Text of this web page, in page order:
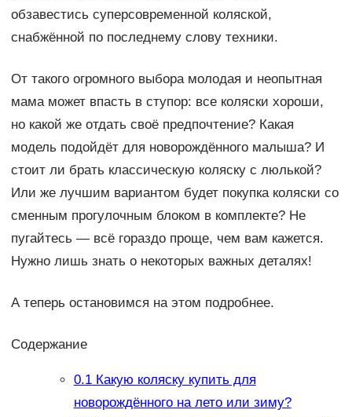
обзавестись суперсовременной коляской,
снабжённой по последнему слову техники.
От такого огромного выбора молодая и неопытная
мама может впасть в ступор: все коляски хороши,
но какой же отдать своё предпочтение? Какая
модель подойдёт для новорождённого малыша? И
стоит ли брать классическую коляску с люлькой?
Или же лучшим вариантом будет покупка коляски со
сменным прогулочным блоком в комплекте? Не
пугайтесь — всё гораздо проще, чем вам кажется.
Нужно лишь знать о некоторых важных деталях!
А теперь остановимся на этом подробнее.
Содержание
0.1Какую коляску купить для
новорождённого на лето или зиму?